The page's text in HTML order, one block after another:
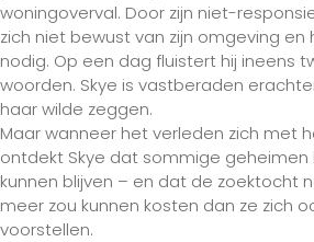
woningoverval. Door zijn niet-
zich niet bewust van zijn omgeving
nodig. Op een dag fluistert hij ineens
woorden. Skye is vastberaden
haar wilde zeggen.
Maar wanneer het verleden zich met
ontdekt Skye dat sommige
kunnen blijven – en dat de zoektocht
meer zou kunnen kosten dan ze zich
voorstellen.